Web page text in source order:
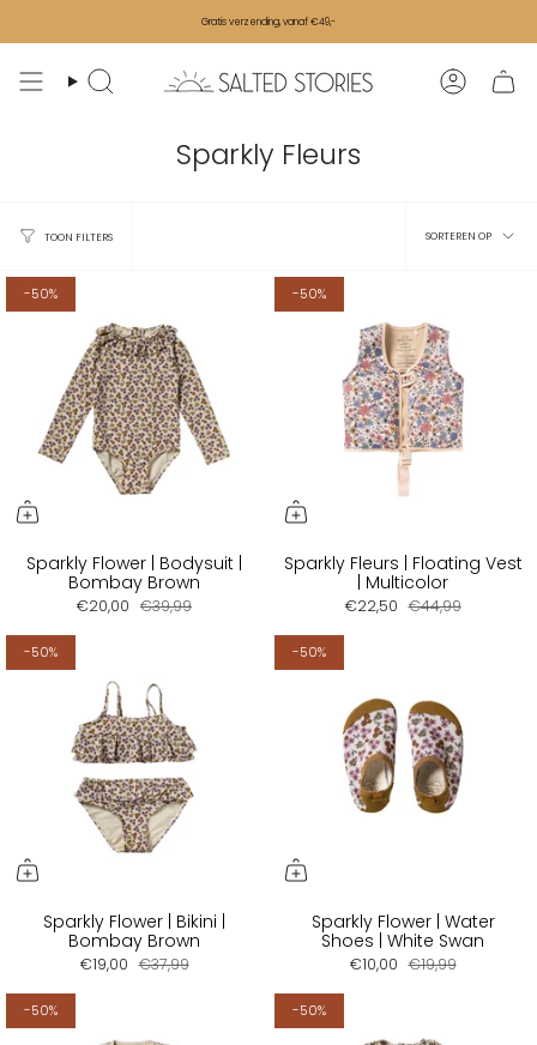
Gratis verzending, vanaf €49,-
Zoeken Account
Sparkly Fleurs
TOON FILTERS SORTEREN OP
-50%
Sparkly Flower | Bodysuit |
Bombay Brown
€20,00 €39,99
-50%
Sparkly Fleurs | Floating Vest
| Multicolor
€22,50 €44,99
-50%
Sparkly Flower | Bikini |
Bombay Brown
€19,00 €37,99
-50%
Sparkly Flower | Water
Shoes | White Swan
€10,00 €19,99
-50% -50%